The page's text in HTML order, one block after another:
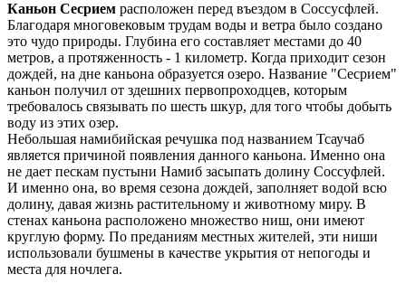
Каньон Сесрием расположен перед въездом в Соссусфлей.
Благодаря многовековым трудам воды и ветра было создано
это чудо природы. Глубина его составляет местами до 40
метров, а протяженность - 1 километр. Когда приходит сезон
дождей, на дне каньона образуется озеро. Название "Сесрием"
каньон получил от здешних первопроходцев, которым
требовалось связывать по шесть шкур, для того чтобы добыть
воду из этих озер.
Небольшая намибийская речушка под названием Тсаучаб
является причиной появления данного каньона. Именно она
не дает пескам пустыни Намиб засыпать долину Соссуфлей.
И именно она, во время сезона дождей, заполняет водой всю
долину, давая жизнь растительному и животному миру. В
стенах каньона расположено множество ниш, они имеют
круглую форму. По преданиям местных жителей, эти ниши
использовали бушмены в качестве укрытия от непогоды и
места для ночлега.